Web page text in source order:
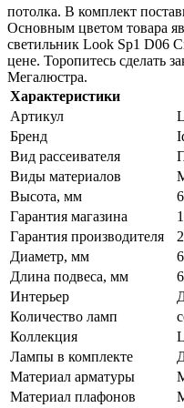
потолка. В комплект
Основным цветом товара
светильник Look Sp1 D06
цене. Торопитесь сделать
Мегалюстра.
Характеристики
Артикул
Бренд
Вид рассеивателя
Виды материалов
Высота, мм
Гарантия магазина
Гарантия производителя
Диаметр, мм
Длина подвеса, мм
Интерьер
Количество ламп
Коллекция
Лампы в комплекте
Материал арматуры
Материал плафонов